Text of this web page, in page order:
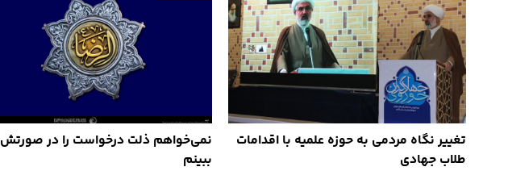
تغییر نگاه مردمی به حوزه علمیه با اقدامات
طلاب جهادی
نمی‌خواهم ذلت درخواست را در صورتش
ببینم